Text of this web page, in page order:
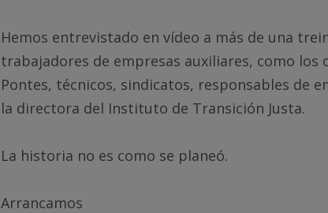
Hemos entrevistado en vídeo a más de una
trabajadores de empresas auxiliares, como los
Pontes, técnicos, sindicatos, responsables de
la directora del Instituto de Transición Justa.
La historia no es como se planeó.
Arrancamos